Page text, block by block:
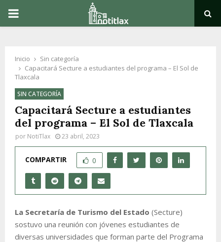
PRIMARY
Inicio
Sin categoría
Capacitará Secture a estudiantes del programa – El Sol de
Tlaxcala
SIN CATEGORÍA
Capacitará Secture a estudiantes
del programa – El Sol de Tlaxcala
por NotiTlax 23 abril, 2023
COMPARTIR 0
La Secretaría de Turismo del Estado (Secture)
sostuvo una reunión con jóvenes estudiantes de
diversas universidades que forman parte del Programa